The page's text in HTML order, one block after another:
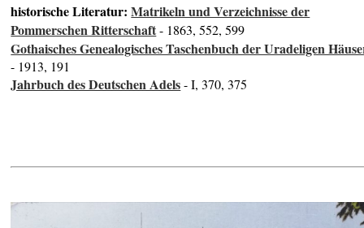
historische Literatur:Matrikeln und Verzeichnisse der
Pommerschen Ritterschaft- 1863, 552, 599
Gothaisches Genealogisches Taschenbuch der Uradeligen
- 1913, 191
Jahrbuch des Deutschen Adels- I, 370, 375